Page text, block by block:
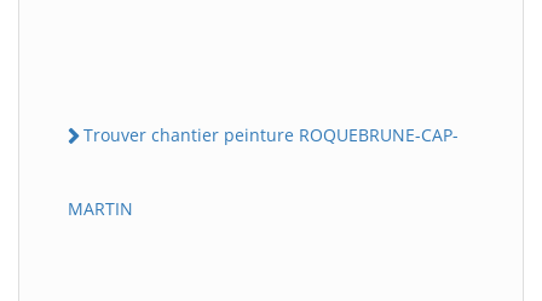
Trouver chantier peinture ROQUEBRUNE-CAP-
MARTIN